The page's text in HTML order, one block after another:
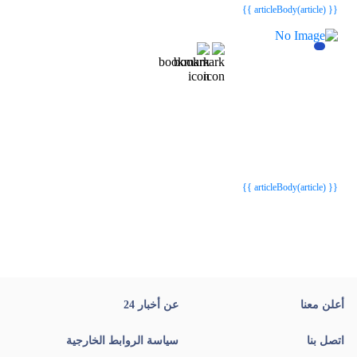
{{ articleBody(article) }}
{{ articleBody(article) }}
أعلن معنا عن أخبار 24
اتصل بنا سياسة الروابط الخارجية